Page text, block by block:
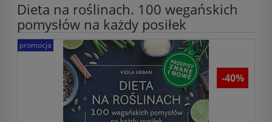
Dieta na roślinach. 100 wegańskich
pomysłów na każdy posiłek
promocja
-40%